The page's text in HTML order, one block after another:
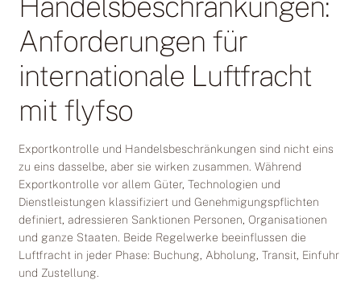
Anforderungen für
internationale Luftfracht
mit flyfso
Exportkontrolle und Handelsbeschränkungen sind nicht eins
zu eins dasselbe, aber sie wirken zusammen. Während
Exportkontrolle vor allem Güter, Technologien und
Dienstleistungen klassifiziert und Genehmigungspflichten
definiert, adressieren Sanktionen Personen, Organisationen
und ganze Staaten. Beide Regelwerke beeinflussen die
Luftfracht in jeder Phase: Buchung, Abholung, Transit, Einfuhr
und Zustellung.